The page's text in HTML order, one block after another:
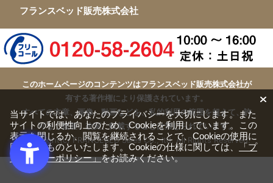
フランスベッド販売株式会社
このホームページのコンテンツはフランスベッド販売株式会社が
有する著作権により保護されています。
すべての文章、画像、動画などを、私的利用の範囲を超えて、許
可なく複製、改変、転載することは禁じられています。
Copyright(c) FRANCEBED Sales Co., ltd. All Rights Reserved.
当サイトでは、あなたのプライバシーを大切にします。また
サイトの利便性向上のため、Cookieを利用しています。この
表示を閉じるか、閲覧を継続されることで、Cookieの使用に
同意するものといたします。Cookieの仕様に関しては、
「プ
ライバシーポリシー」をお読みください。